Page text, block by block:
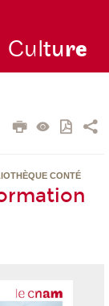
Culture
CONTÉ